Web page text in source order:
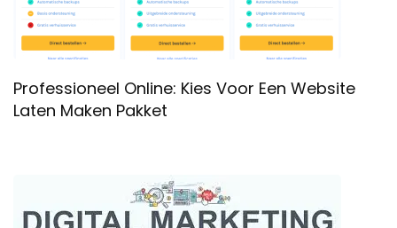
Professioneel Online: Kies Voor Een Website
Laten Maken Pakket